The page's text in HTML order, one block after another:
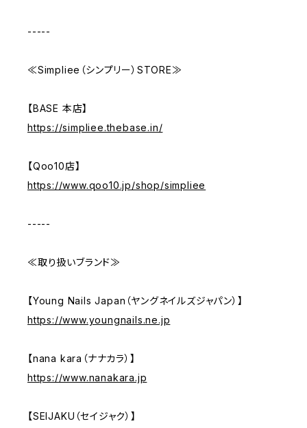
-----
≪Simpliee（シンプリー）STORE≫
【BASE 本店】
https://simpliee.thebase.in/
【Qoo10店】
https://www.qoo10.jp/shop/simpliee
-----
≪取り扱いブランド≫
【Young Nails Japan（ヤングネイルズジャパン）】
https://www.youngnails.ne.jp
【nana kara（ナナカラ）】
https://www.nanakara.jp
【SEIJAKU（セイジャク）】